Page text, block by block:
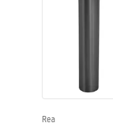
Rea